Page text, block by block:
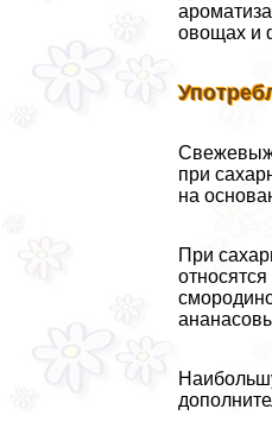
овощах и
при
на
При